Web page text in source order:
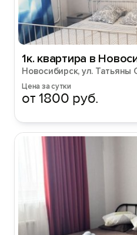
1к. квартира в
Новосибирск, ул. Татьяны
Цена за сутки
от 1800 руб.